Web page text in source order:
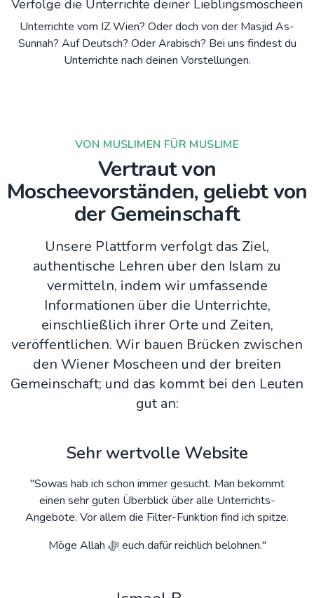
Verfolge die Unterrichte deiner Lieblingsmoscheen
Unterrichte vom IZ Wien? Oder doch von der Masjid As-
Sunnah? Auf Deutsch? Oder Arabisch? Bei uns findest du
Unterrichte nach deinen Vorstellungen.
VON MUSLIMEN FÜR MUSLIME
Vertraut von
Moscheevorständen, geliebt von
der Gemeinschaft
Unsere Plattform verfolgt das Ziel,
authentische Lehren über den Islam zu
vermitteln, indem wir umfassende
Informationen über die Unterrichte,
einschließlich ihrer Orte und Zeiten,
veröffentlichen. Wir bauen Brücken zwischen
den Wiener Moscheen und der breiten
Gemeinschaft; und das kommt bei den Leuten
gut an:
Sehr wertvolle Website
"Sowas hab ich schon immer gesucht. Man bekommt
einen sehr guten Überblick über alle Unterrichts-
Angebote. Vor allem die Filter-Funktion find ich spitze.
Möge Allah ﷻ euch dafür reichlich belohnen."